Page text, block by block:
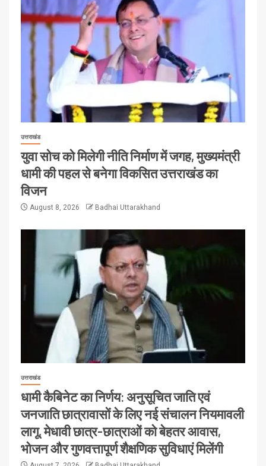
उत्तराखंड
युवा सोच को मिलेगी नीति निर्माण में जगह, मुख्यमंत्री
धामी की पहल से बनेगा विकसित उत्तराखंड का
विजन
August 8, 2026 Badhai Uttarakhand
उत्तराखंड
धामी कैबिनेट का निर्णय: अनुसूचित जाति एवं
जनजाति छात्रावासों के लिए नई संचालन नियमावली
लागू, मेधावी छात्र-छात्राओं को बेहतर आवास,
भोजन और गुणवत्तापूर्ण शैक्षणिक सुविधाएं मिलेंगी